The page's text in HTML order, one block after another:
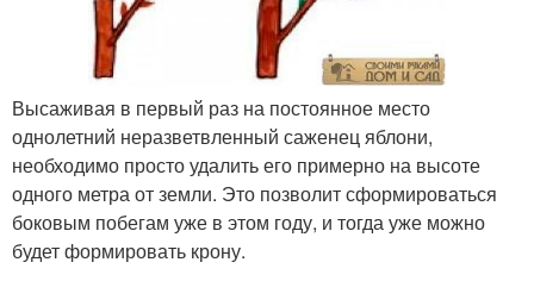
Высаживая в первый раз на постоянное место
однолетний неразветвленный саженец яблони,
необходимо просто удалить его примерно на высоте
одного метра от земли. Это позволит сформироваться
боковым побегам уже в этом году, и тогда уже можно
будет формировать крону.